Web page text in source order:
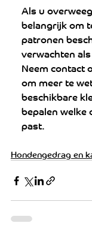
Als u
belangrijk om
patronen
verwachten
Neem contact
om meer te
beschikbare
bepalen
past.
Hondengedrag en